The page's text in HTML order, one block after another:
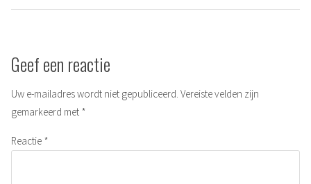
Geef een reactie
Uw e-mailadres wordt niet gepubliceerd. Vereiste velden zijn
gemarkeerd met *
Reactie *